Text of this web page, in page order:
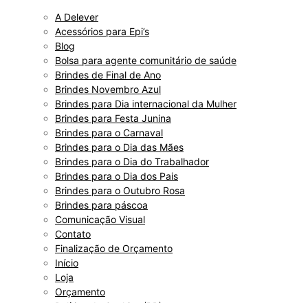
A Delever
Acessórios para Epi’s
Blog
Bolsa para agente comunitário de saúde
Brindes de Final de Ano
Brindes Novembro Azul
Brindes para Dia internacional da Mulher
Brindes para Festa Junina
Brindes para o Carnaval
Brindes para o Dia das Mães
Brindes para o Dia do Trabalhador
Brindes para o Dia dos Pais
Brindes para o Outubro Rosa
Brindes para páscoa
Comunicação Visual
Contato
Finalização de Orçamento
Início
Loja
Orçamento